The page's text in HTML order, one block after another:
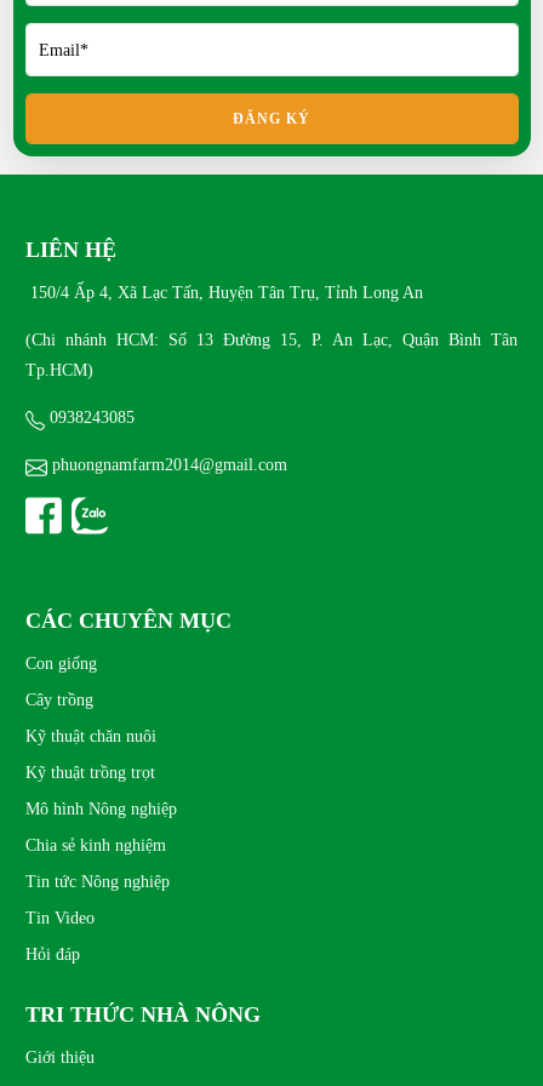
Khách hàng nói gì khi mua con giống tại Nông trại
Mua thỏ kiểng ở đâu uy tín?
MON 02, 2026
Giá trị dinh dưỡng của trứng chim trĩ
ĐĂNG KÝ
LIÊN HỆ
150/4 Ấp 4, Xã Lạc Tấn, Huyện Tân Trụ, Tỉnh Long An
(Chi nhánh HCM: Số 13 Đường 15, P. An Lạc, Quận Bình Tân
Tp.HCM)
0938243085
phuongnamfarm2014@gmail.com
CÁC CHUYÊN MỤC
Con giống
Cây trồng
Kỹ thuật chăn nuôi
Kỹ thuật trồng trọt
Mô hình Nông nghiệp
Chia sẻ kinh nghiệm
Tin tức Nông nghiệp
Tin Video
Hỏi đáp
TRI THỨC NHÀ NÔNG
Giới thiệu